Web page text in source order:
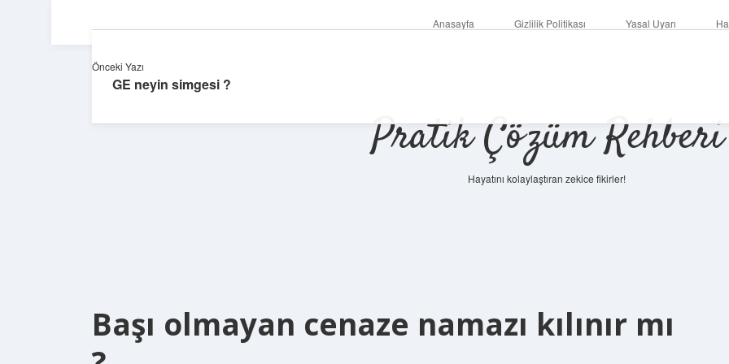
Anasayfa Gizlilik Politikası Yasal Uyarı
Pratik Çözüm Rehberi
Hayatını kolaylaştıran zekice fikirler!
Başı olmayan cenaze namazı kılınır mı
Önceki Yazı
GE neyin simgesi ?